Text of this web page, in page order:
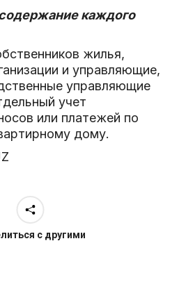
каждого
жилья,
и управляющие,
управляющие
учет
или платежей по
дому.
с другими